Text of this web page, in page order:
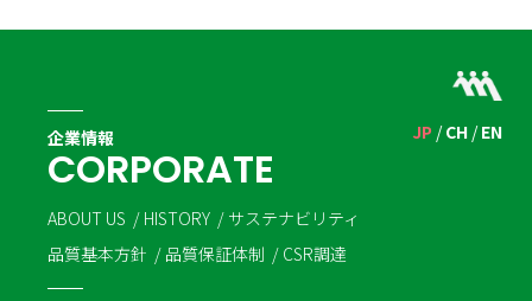
JP CH EN
企業情報
CORPORATE
ABOUT US HISTORY
サステナビリティ
品質基本方針
品質保証体制 CSR調達